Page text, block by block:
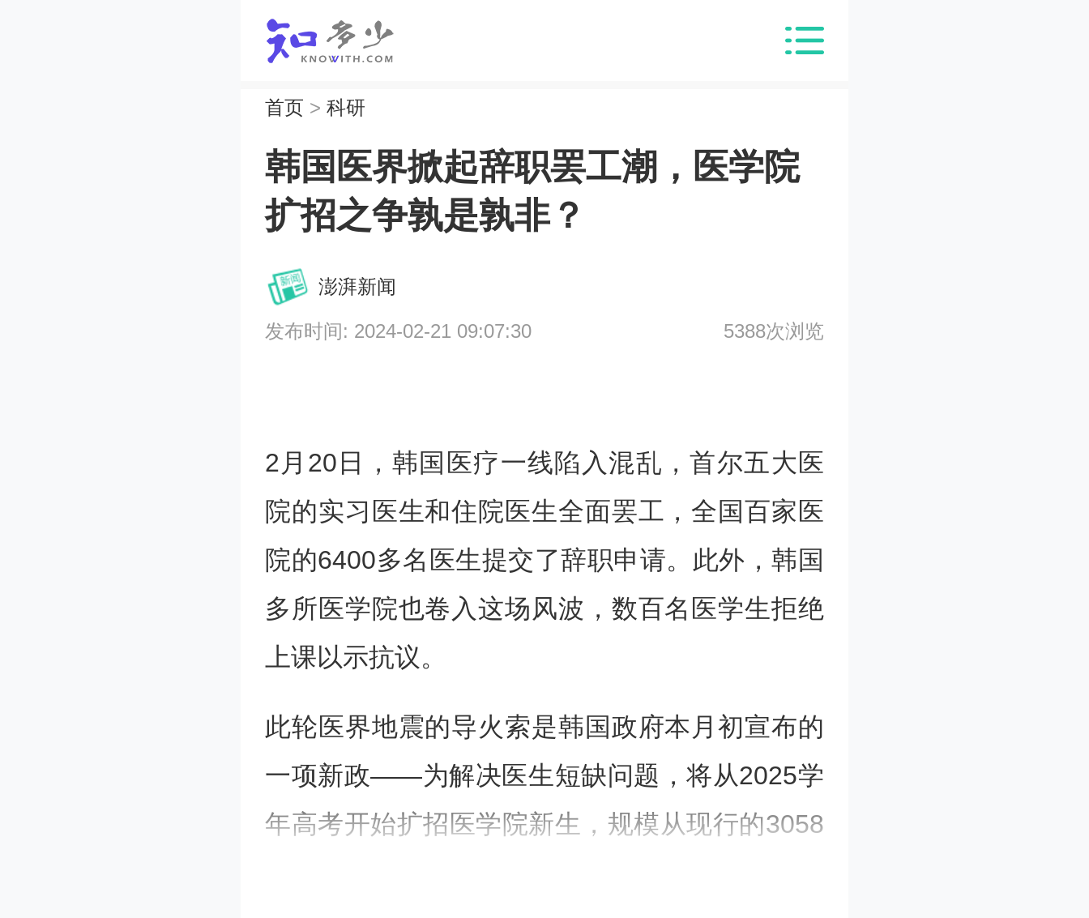
首页 > 科研
韩国医界掀起辞职罢工潮，医学院
扩招之争孰是孰非？
澎湃新闻
发布时间: 2024-02-21 09:07:30 5388次浏览
2月20日，韩国医疗一线陷入混乱，首尔五大医
院的实习医生和住院医生全面罢工，全国百家医
院的6400多名医生提交了辞职申请。此外，韩国
多所医学院也卷入这场风波，数百名医学生拒绝
上课以示抗议。
此轮医界地震的导火索是韩国政府本月初宣布的
一项新政——为解决医生短缺问题，将从2025学
年高考开始扩招医学院新生，规模从现行的3058